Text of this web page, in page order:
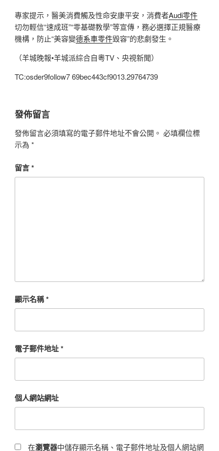
專家提示，醫美消費觸及性命安康平安，消費者Audi零件
切勿輕信“速成班”“零基礎教學”等宣傳，務必選擇正規醫療
機構，防止“美容變德系車零件毀容”的悲劇發生。
（羊城晚報•羊城派綜合自粵TV、央視新聞）
TC:osder9follow7 69bec443cf9013.29764739
發佈留言
發佈留言必須填寫的電子郵件地址不會公開。 必填欄位標
示為 *
留言*
顯示名稱*
電子郵件地址*
個人網站網址
在瀏覽器中儲存顯示名稱、電子郵件地址及個人網站網